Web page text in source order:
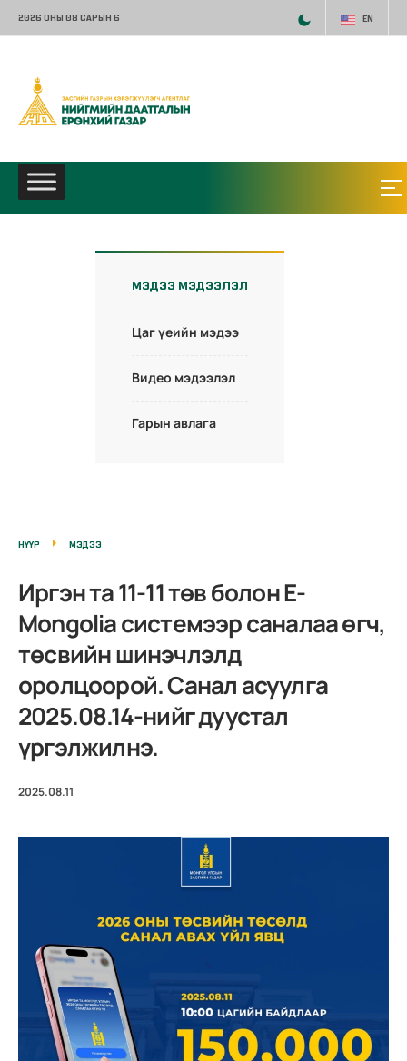
2026 ОНЫ 08 САРЫН 6 EN
МЭДЭЭ МЭДЭЭЛЭЛ
Цаг үеийн мэдээ
Видео мэдээлэл
Гарын авлага
НҮҮР МЭДЭЭ
Иргэн та 11-11 төв болон E-
Mongolia системээр саналаа өгч,
төсвийн шинэчлэлд
оролцоорой. Санал асуулга
2025.08.14-нийг дуустал
үргэлжилнэ.
2025.08.11